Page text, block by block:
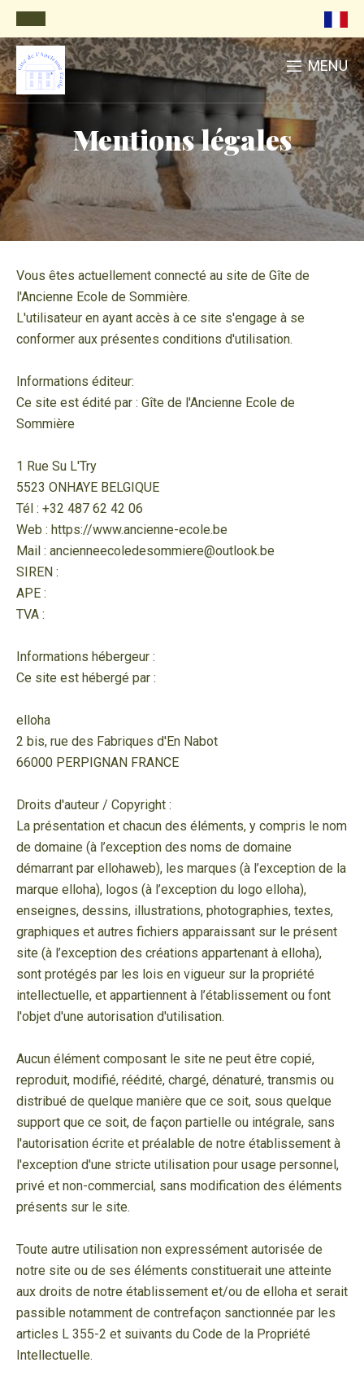
MENU
Mentions légales
Vous êtes actuellement connecté au site de Gîte de
l'Ancienne Ecole de Sommière.
L'utilisateur en ayant accès à ce site s'engage à se
conformer aux présentes conditions d'utilisation.
Informations éditeur:
Ce site est édité par : Gîte de l'Ancienne Ecole de
Sommière
1 Rue Su L'Try
5523 ONHAYE BELGIQUE
Tél : +32 487 62 42 06
Web : https://www.ancienne-ecole.be
Mail : ancienneecoledesommiere@outlook.be
SIREN :
APE :
TVA :
Informations hébergeur :
Ce site est hébergé par :
elloha
2 bis, rue des Fabriques d'En Nabot
66000 PERPIGNAN FRANCE
Droits d'auteur / Copyright :
La présentation et chacun des éléments, y compris le nom
de domaine (à l’exception des noms de domaine
démarrant par ellohaweb), les marques (à l’exception de la
marque elloha), logos (à l’exception du logo elloha),
enseignes, dessins, illustrations, photographies, textes,
graphiques et autres fichiers apparaissant sur le présent
site (à l’exception des créations appartenant à elloha),
sont protégés par les lois en vigueur sur la propriété
intellectuelle, et appartiennent à l’établissement ou font
l'objet d'une autorisation d'utilisation.
Aucun élément composant le site ne peut être copié,
reproduit, modifié, réédité, chargé, dénaturé, transmis ou
distribué de quelque manière que ce soit, sous quelque
support que ce soit, de façon partielle ou intégrale, sans
l'autorisation écrite et préalable de notre établissement à
l'exception d'une stricte utilisation pour usage personnel,
privé et non-commercial, sans modification des éléments
présents sur le site.
Toute autre utilisation non expressément autorisée de
notre site ou de ses éléments constituerait une atteinte
aux droits de notre établissement et/ou de elloha et serait
passible notamment de contrefaçon sanctionnée par les
articles L 355-2 et suivants du Code de la Propriété
Intellectuelle.